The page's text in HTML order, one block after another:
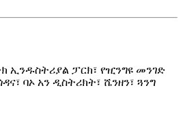
ኢንዱስትሪያል ፓርክ፣ የዢንግዩ መንገድ
ባኦ አን ዲስትሪክት፣ ሼንዘን፣ ጓንግ